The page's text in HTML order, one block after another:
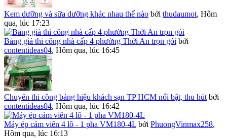
Kem dưỡng và sữa dưỡng khác nhau thế nào bởi thudaumot, Hôm
qua, lúc 17:23
Bảng giá thi công nhà cấp 4 phường Thới An trọn gói bởi
contentideas04, Hôm qua, lúc 16:45
Chuyên thi công bảng hiệu khách sạn TP HCM nổi bật, thu hút bởi
contentideas04, Hôm qua, lúc 16:42
Máy ép cám viên 4 lô - 1 pha VM180-4L bởi PhuongVinmax258,
Hôm qua, lúc 16:13